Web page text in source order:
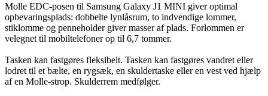
Molle EDC-posen til Samsung Galaxy J1 MINI giver optimal
opbevaringsplads: dobbelte lynlåsrum, to indvendige lommer,
stiklomme og penneholder giver masser af plads. Forlommen er
velegnet til mobiltelefoner op til 6,7 tommer.
Tasken kan fastgøres fleksibelt. Tasken kan fastgøres vandret eller
lodret til et bælte, en rygsæk, en skuldertaske eller en vest ved hjælp
af en Molle-strop. Skulderrem medfølger.